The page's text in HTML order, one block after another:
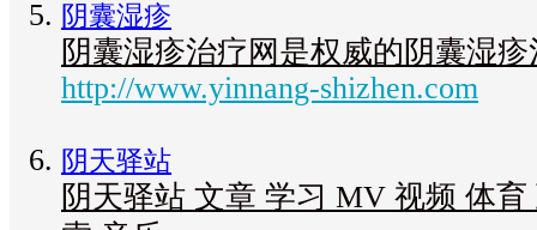
阴囊湿疹
阴囊湿疹治疗网是权威的阴囊湿
http://www.yinnang-shizhen.com
阴天驿站
阴天驿站 文章 学习 MV 视频 体